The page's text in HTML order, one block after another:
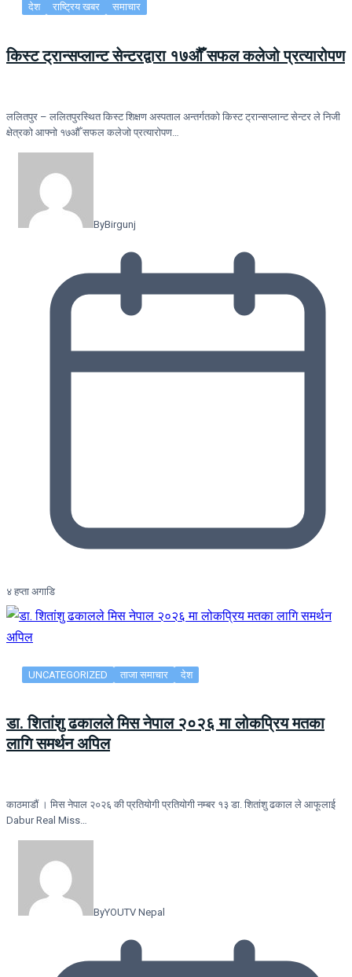
देश राष्ट्रिय खबर समाचार
किस्ट ट्रान्सप्लान्ट सेन्टरद्वारा १७औँ सफल कलेजो प्रत्यारोपण
ललितपुर – ललितपुरस्थित किस्ट शिक्षण अस्पताल अन्तर्गतको किस्ट ट्रान्सप्लान्ट सेन्टर ले निजी
क्षेत्रको आफ्नो १७औँ सफल कलेजो प्रत्यारोपण…
ByBirgunj
४ हप्ता अगाडि
UNCATEGORIZED ताजा समाचार देश
डा. शितांशु ढकालले मिस नेपाल २०२६ मा लोकप्रिय मतका
लागि समर्थन अपिल
काठमाडौं । मिस नेपाल २०२६ की प्रतियोगी प्रतियोगी नम्बर १३ डा. शितांशु ढकाल ले आफूलाई
Dabur Real Miss…
ByYOUTV Nepal